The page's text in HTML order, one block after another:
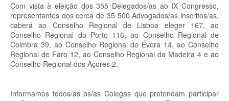
Com vista à eleição dos 355 Delegados/as ao IX Congresso,
representantes dos cerca de 35 500 Advogados/as inscritos/as,
caberá ao Conselho Regional de Lisboa eleger 167, ao
Conselho Regional do Porto 116, ao Conselho Regional de
Coimbra 39, ao Conselho Regional de Évora 14, ao Conselho
Regional de Faro 12, ao Conselho Regional da Madeira 4 e ao
Conselho Regional dos Açores 2.
Informamos todos/as os/as Colegas que pretendam participar